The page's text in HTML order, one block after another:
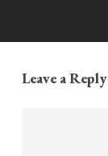
Leave a Reply